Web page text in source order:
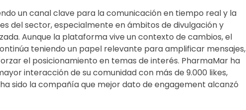
un canal clave para la comunicación en tiempo real y la
del sector, especialmente en ámbitos de divulgación y
Aunque la plataforma vive un contexto de cambios, el
teniendo un papel relevante para amplificar mensajes,
el posicionamiento en temas de interés. PharmaMar ha
interacción de su comunidad con más de 9.000 likes,
sido la compañía que mejor dato de engagement alcanzó